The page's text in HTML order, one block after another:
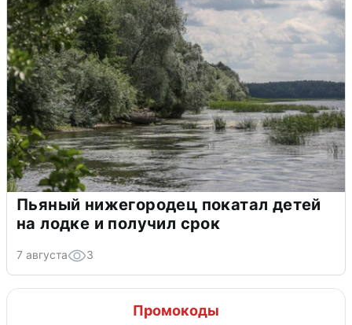
Пьяный нижегородец покатал детей
на лодке и получил срок
7 августа 3
Промокоды